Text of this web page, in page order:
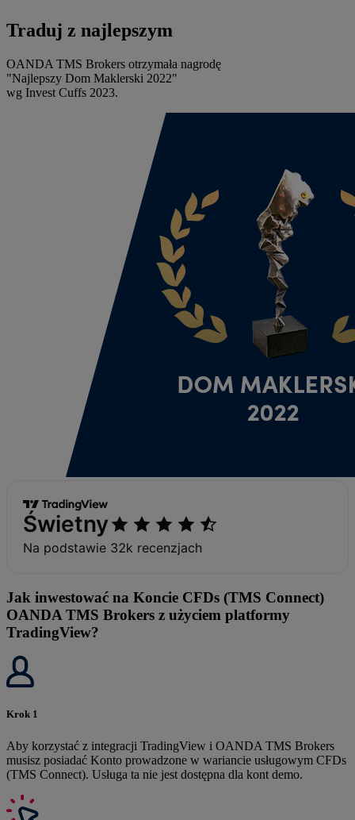
Traduj z najlepszym
OANDA TMS Brokers otrzymała nagrodę
"Najlepszy Dom Maklerski 2022"
wg Invest Cuffs 2023.
Jak inwestować na Koncie CFDs (TMS Connect)
OANDA TMS Brokers z użyciem platformy
TradingView?
Krok 1
Aby korzystać z integracji TradingView i OANDA TMS Brokers
musisz posiadać Konto prowadzone w wariancie usługowym CFDs
(TMS Connect). Usługa ta nie jest dostępna dla kont demo.